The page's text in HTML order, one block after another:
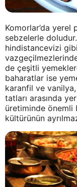
Komorlar’da
sebzelerle
hindistancevizi
de çeşitli
baharatlar ise
karanfil ve
tatları arasında
üretiminde önemli
kültürünün